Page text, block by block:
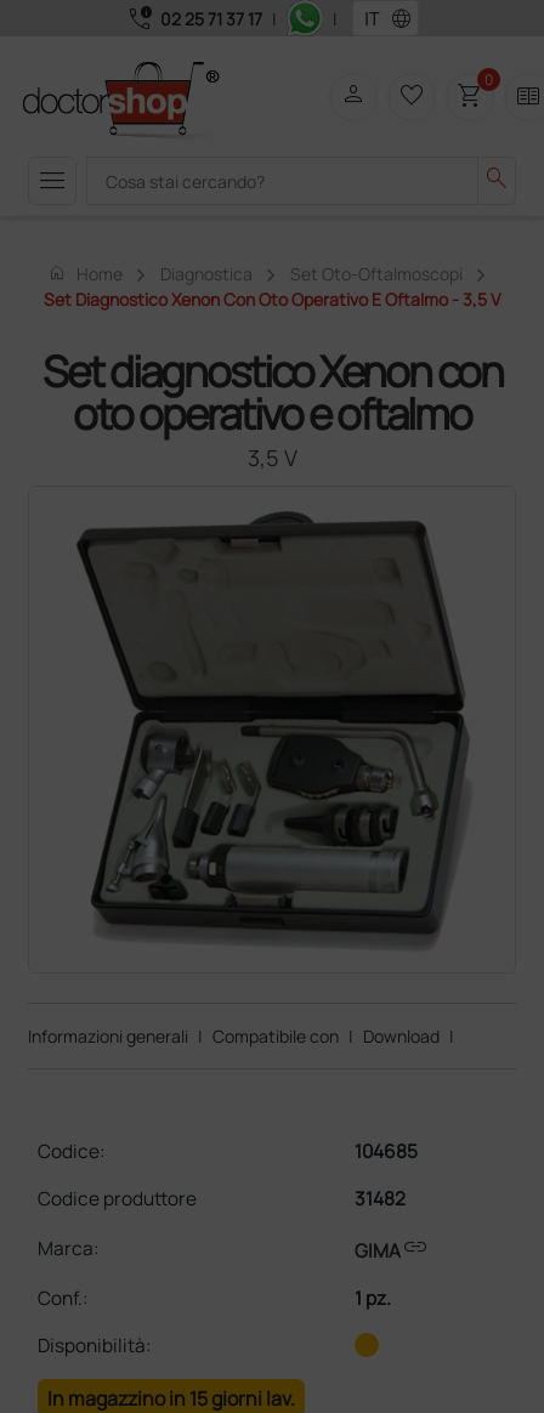
call_quality 02 25 71 37 17 | | language
menu search
person favorite_border shopping_cart0 two_pager
home Home Diagnostica
Set Oto-Oftalmoscopi
Set Diagnostico Xenon Con Oto Operativo E Oftalmo - 3,5 V
Set diagnostico Xenon con
oto operativo e oftalmo
3,5 V
Informazioni generali | Compatibile con | Download |
Codice:
104685
Codice produttore
31482
Marca:
GIMAlink
Conf.:
1 pz.
Disponibilità:
In magazzino in 15 giorni lav.